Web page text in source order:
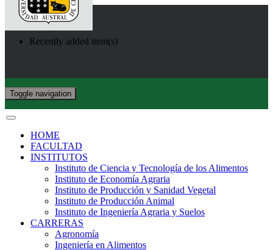
Recently added item(s)
Toggle navigation
HOME
FACULTAD
INSTITUTOS
Instituto de Ciencia y Tecnología de los Alimentos
Instituto de Economía Agraria
Instituto de Producción y Sanidad Vegetal
Instituto de Producción Animal
Instituto de Ingeniería Agraria y Suelos
CARRERAS
Agronomía
Ingeniería en Alimentos